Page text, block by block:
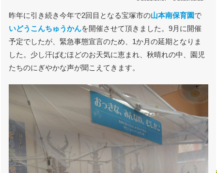
昨年に引き続き今年で2回目となる宝塚市の山本南保育園で
いどうこんちゅうかんを開催させて頂きました。9月に開催
予定でしたが、緊急事態宣言のため、1か月の延期となりま
した。少し汗ばむほどのお天気に恵まれ、秋晴れの中、園児
たちのにぎやかな声が聞こえてきます。